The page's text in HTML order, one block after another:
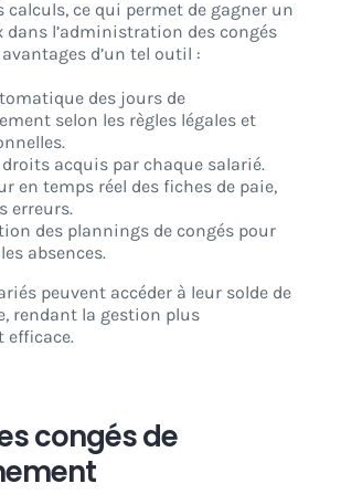
calculs, ce qui permet de gagner un
dans l’administration des congés
avantages d’un tel outil :
des jours de
selon les règles légales et
acquis par chaque salarié.
en temps réel des fiches de paie,
erreurs.
des plannings de congés pour
absences.
peuvent accéder à leur solde de
rendant la gestion plus
efficace.
congés de